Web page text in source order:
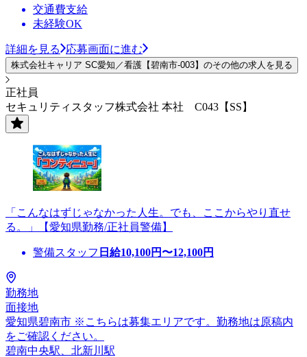
交通費支給
未経験OK
詳細を見る 応募画面に進む
株式会社キャリア SC愛知／看護【碧南市-003】のその他の求人を見る
正社員
セキュリティスタッフ株式会社 本社 C043【SS】
「こんなはずじゃなかった人生。でも、ここからやり直せ
る。」【愛知県勤務/正社員警備】
警備スタッフ 日給10,100円〜12,100円
勤務地
面接地
愛知県碧南市 ※こちらは募集エリアです。勤務地は原稿内
をご確認ください。
碧南中央駅、北新川駅